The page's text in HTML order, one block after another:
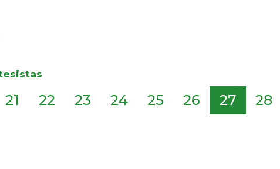
21 22 23 24 25 26 27 28